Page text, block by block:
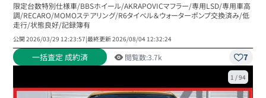
限定台数特別仕様車/BBSホイール/AKRAPOVICマフラー/専用LSD/専用車高
調/RECARO/MOMOステアリング/R6タイベル＆ウォーターポンプ交換済み/低
走行/状態良好/記録簿有
公開2026/03/29 12:23:57|最終更新2026/08/04 12:32:24
一括査定 成約済 閲覧数:3.7k 7
1 /94